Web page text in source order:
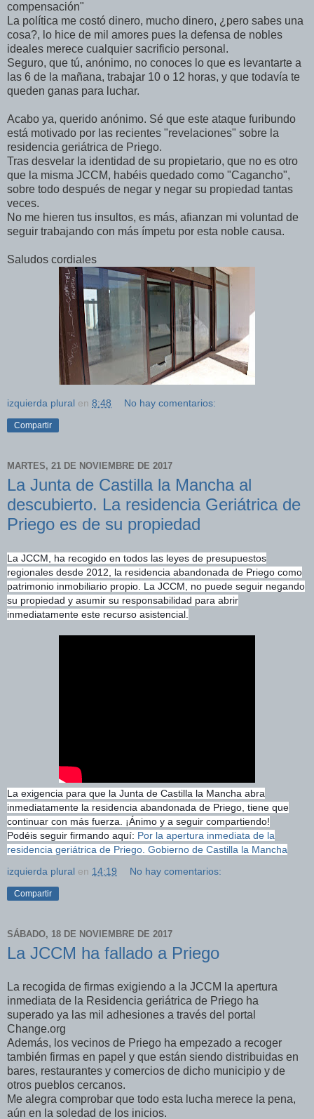
compensación"
La política me costó dinero, mucho dinero, ¿pero sabes una
cosa?, lo hice de mil amores pues la defensa de nobles
ideales merece cualquier sacrificio personal.
Seguro, que tú, anónimo, no conoces lo que es levantarte a
las 6 de la mañana, trabajar 10 o 12 horas, y que todavía te
queden ganas para luchar.
Acabo ya, querido anónimo. Sé que este ataque furibundo
está motivado por las recientes "revelaciones" sobre la
residencia geriátrica de Priego.
Tras desvelar la identidad de su propietario, que no es otro
que la misma JCCM, habéis quedado como "Cagancho",
sobre todo después de negar y negar su propiedad tantas
veces.
No me hieren tus insultos, es más, afianzan mi voluntad de
seguir trabajando con más ímpetu por esta noble causa.
Saludos cordiales
izquierda plural en 8:48 No hay comentarios:
Compartir
MARTES, 21 DE NOVIEMBRE DE 2017
La Junta de Castilla la Mancha al
descubierto. La residencia Geriátrica de
Priego es de su propiedad
La JCCM, ha recogido en todos las leyes de presupuestos
regionales desde 2012, la residencia abandonada de Priego como
patrimonio inmobiliario propio. La JCCM, no puede seguir negando
su propiedad y asumir su responsabilidad para abrir
inmediatamente este recurso asistencial.
La exigencia para que la Junta de Castilla la Mancha abra
inmediatamente la residencia abandonada de Priego, tiene que
continuar con más fuerza. ¡Ánimo y a seguir compartiendo!
Podéis seguir firmando aquí: Por la apertura inmediata de la
residencia geriátrica de Priego. Gobierno de Castilla la Mancha
izquierda plural en 14:19 No hay comentarios:
Compartir
SÁBADO, 18 DE NOVIEMBRE DE 2017
La JCCM ha fallado a Priego
La recogida de firmas exigiendo a la JCCM la apertura
inmediata de la Residencia geriátrica de Priego ha
superado ya las mil adhesiones a través del portal
Change.org
Además, los vecinos de Priego ha empezado a recoger
también firmas en papel y que están siendo distribuidas en
bares, restaurantes y comercios de dicho municipio y de
otros pueblos cercanos.
Me alegra comprobar que todo esta lucha merece la pena,
aún en la soledad de los inicios.